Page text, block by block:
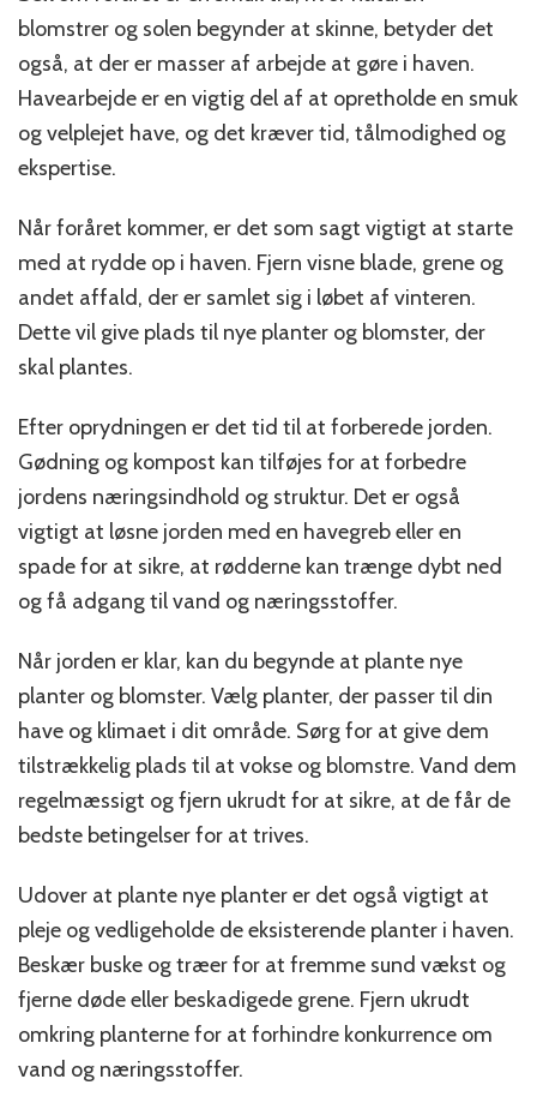
blomstrer og solen begynder at skinne, betyder det
også, at der er masser af arbejde at gøre i haven.
Havearbejde er en vigtig del af at opretholde en smuk
og velplejet have, og det kræver tid, tålmodighed og
ekspertise.
Når foråret kommer, er det som sagt vigtigt at starte
med at rydde op i haven. Fjern visne blade, grene og
andet affald, der er samlet sig i løbet af vinteren.
Dette vil give plads til nye planter og blomster, der
skal plantes.
Efter oprydningen er det tid til at forberede jorden.
Gødning og kompost kan tilføjes for at forbedre
jordens næringsindhold og struktur. Det er også
vigtigt at løsne jorden med en havegreb eller en
spade for at sikre, at rødderne kan trænge dybt ned
og få adgang til vand og næringsstoffer.
Når jorden er klar, kan du begynde at plante nye
planter og blomster. Vælg planter, der passer til din
have og klimaet i dit område. Sørg for at give dem
tilstrækkelig plads til at vokse og blomstre. Vand dem
regelmæssigt og fjern ukrudt for at sikre, at de får de
bedste betingelser for at trives.
Udover at plante nye planter er det også vigtigt at
pleje og vedligeholde de eksisterende planter i haven.
Beskær buske og træer for at fremme sund vækst og
fjerne døde eller beskadigede grene. Fjern ukrudt
omkring planterne for at forhindre konkurrence om
vand og næringsstoffer.